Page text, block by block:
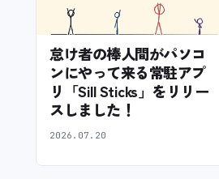
怠け者の棒人間がパソコ
ンにやって来る常駐アプ
リ「Sill Sticks」をリリー
スしました！
2026.07.20